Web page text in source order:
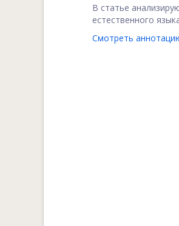
В статье
естественного
Смотреть